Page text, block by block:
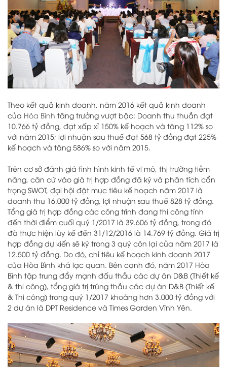
Theo kết quả kinh doanh, năm 2016 kết quả kinh doanh
của Hòa Bình tăng trưởng vượt bậc: Doanh thu thuần đạt
10.766 tỷ đồng, đạt xấp xỉ 150% kế hoạch và tăng 112% so
với năm 2015; lợi nhuận sau thuế đạt 568 tỷ đồng đạt 225%
kế hoạch và tăng 586% so với năm 2015.
Trên cơ sở đánh giá tình hình kinh tế vĩ mô, thị trường tiềm
năng, căn cứ vào giá trị hợp đồng đã ký và phân tích cẩn
trọng SWOT, đại hội đặt mục tiêu kế hoạch năm 2017 là
doanh thu 16.000 tỷ đồng, lợi nhuận sau thuế 828 tỷ đồng.
Tổng giá trị hợp đồng các công trình đang thi công tính
đến thời điểm cuối quý 1/2017 là 39.606 tỷ đồng, trong đó
đã thực hiện lũy kế đến 31/12/2016 là 14.769 tỷ đồng. Giá trị
hợp đồng dự kiến sẽ ký trong 3 quý còn lại của năm 2017 là
12.500 tỷ đồng. Do đó, chỉ tiêu kế hoạch kinh doanh 2017
của Hòa Bình khá lạc quan. Bên cạnh đó, năm 2017 Hòa
Bình tập trung đẩy mạnh đấu thầu các dự án D&B (Thiết kế
& thi công), tổng giá trị trúng thầu các dự án D&B (Thiết kế
& Thi công) trong quý 1/2017 khoảng hơn 3.000 tỷ đồng với
2 dự án là DPT Residence và Times Garden Vĩnh Yên.